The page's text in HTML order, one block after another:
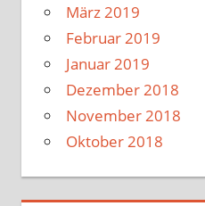
März 2019
Februar 2019
Januar 2019
Dezember 2018
November 2018
Oktober 2018